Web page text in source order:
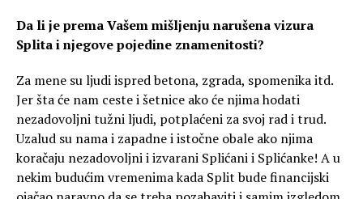
Da li je prema Vašem mišljenju narušena vizura
Splita i njegove pojedine znamenitosti?
Za mene su ljudi ispred betona, zgrada, spomenika itd.
Jer šta će nam ceste i šetnice ako će njima hodati
nezadovoljni tužni ljudi, potplaćeni za svoj rad i trud.
Uzalud su nama i zapadne i istočne obale ako njima
koračaju nezadovoljni i izvarani Splićani i Splićanke! A u
nekim budućim vremenima kada Split bude financijski